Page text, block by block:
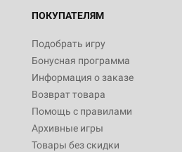
ПОКУПАТЕЛЯМ
Подобрать игру
Бонусная программа
Информация о заказе
Возврат товара
Помощь с правилами
Архивные игры
Товары без скидки